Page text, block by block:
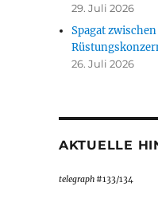
29. Juli 2026
Spagat
26. Juli 2026
AKTUELLE
telegraph#133/134